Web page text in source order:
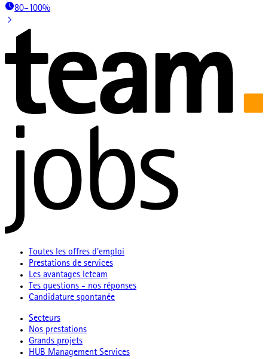
80–100%
Toutes les offres d'emploi
Prestations de services
Les avantages leteam
Tes questions - nos réponses
Candidature spontanée
Secteurs
Nos prestations
Grands projets
HUB Management Services